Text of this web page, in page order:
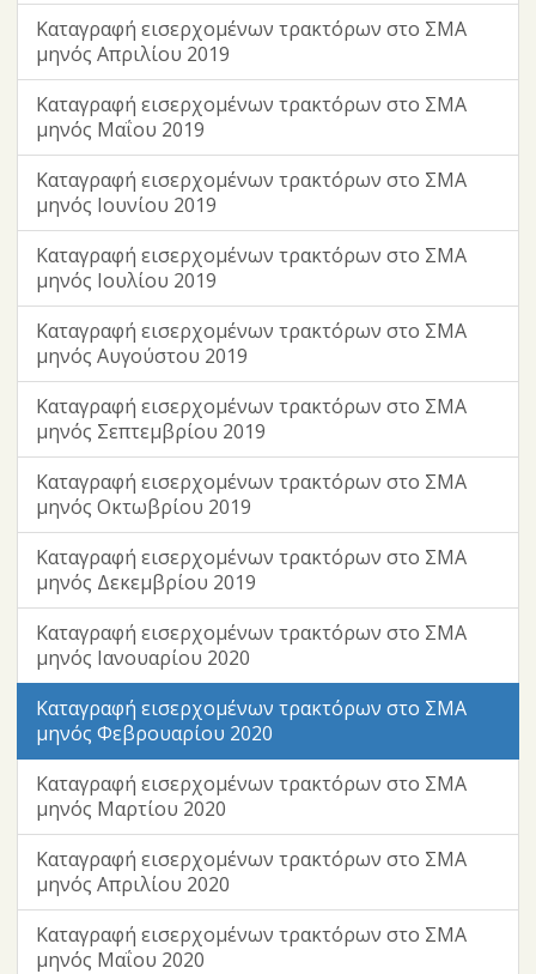
Καταγραφή εισερχομένων τρακτόρων στο ΣΜΑ
μηνός Απριλίου 2019
Καταγραφή εισερχομένων τρακτόρων στο ΣΜΑ
μηνός Μαΐου 2019
Καταγραφή εισερχομένων τρακτόρων στο ΣΜΑ
μηνός Ιουνίου 2019
Καταγραφή εισερχομένων τρακτόρων στο ΣΜΑ
μηνός Ιουλίου 2019
Καταγραφή εισερχομένων τρακτόρων στο ΣΜΑ
μηνός Αυγούστου 2019
Καταγραφή εισερχομένων τρακτόρων στο ΣΜΑ
μηνός Σεπτεμβρίου 2019
Καταγραφή εισερχομένων τρακτόρων στο ΣΜΑ
μηνός Οκτωβρίου 2019
Καταγραφή εισερχομένων τρακτόρων στο ΣΜΑ
μηνός Δεκεμβρίου 2019
Καταγραφή εισερχομένων τρακτόρων στο ΣΜΑ
μηνός Ιανουαρίου 2020
Καταγραφή εισερχομένων τρακτόρων στο ΣΜΑ
μηνός Φεβρουαρίου 2020
Καταγραφή εισερχομένων τρακτόρων στο ΣΜΑ
μηνός Μαρτίου 2020
Καταγραφή εισερχομένων τρακτόρων στο ΣΜΑ
μηνός Απριλίου 2020
Καταγραφή εισερχομένων τρακτόρων στο ΣΜΑ
μηνός Μαΐου 2020